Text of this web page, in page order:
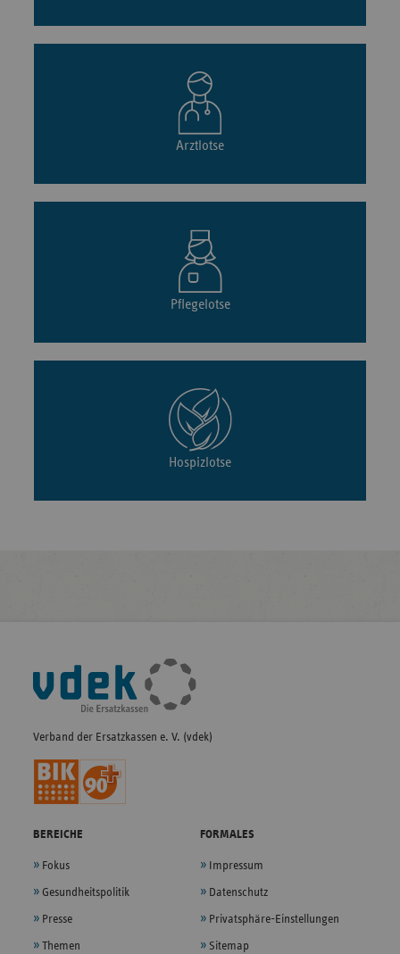
Arztlotse
Pflegelotse
Hospizlotse
Fußleisten-
Navigation
Verband der Ersatzkassen e. V. (vdek)
BEREICHE
Fokus
Gesundheitspolitik
Presse
Themen
FORMALES
Impressum
Datenschutz
Privatsphäre-Einstellungen
Sitemap